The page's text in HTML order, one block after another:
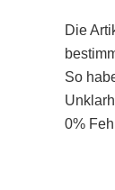
Die
So
0%